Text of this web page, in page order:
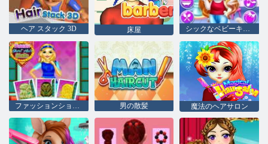
ヘア スタック 3D 床屋 シックなベビーキティヘアサロン
ファッションショートヘアスタジオ 男の散髪 魔法のヘアサロン